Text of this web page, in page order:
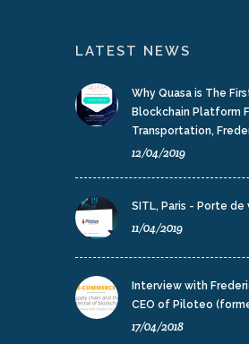
LATEST NEWS
Why Quasa is The
Blockchain Platform
Transportation,
12/04/2019
SITL, Paris - Porte de
11/04/2019
Interview with
CEO of Piloteo
17/04/2018